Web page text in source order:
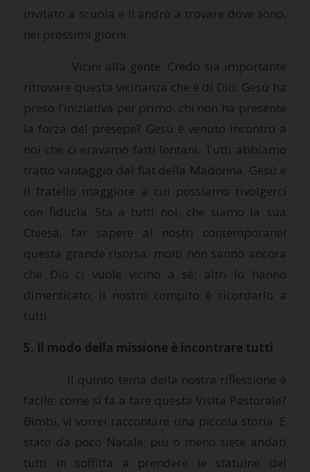
invitato a scuola e li andrò a trovare dove sono,
nei prossimi giorni.
Vicini alla gente. Credo sia importante
ritrovare questa vicinanza che è di Dio: Gesù ha
preso l’iniziativa per primo: chi non ha presente
la forza del presepe? Gesù è venuto incontro a
noi che ci eravamo fatti lontani. Tutti abbiamo
tratto vantaggio dal fiat della Madonna. Gesù è
il fratello maggiore a cui possiamo rivolgerci
con fiducia. Sta a tutti noi, che siamo la sua
Chiesa, far sapere ai nostri contemporanei
questa grande risorsa: molti non sanno ancora
che Dio ci vuole vicino a sé; altri lo hanno
dimenticato: il nostro compito è ricordarlo a
tutti.
5. Il modo della missione è incontrare tutti
Il quinto tema della nostra riflessione è
facile: come si fa a fare questa Visita Pastorale?
Bimbi, vi vorrei raccontare una piccola storia. È
stato da poco Natale; più o meno siete andati
tutti in soffitta a prendere le statuine del